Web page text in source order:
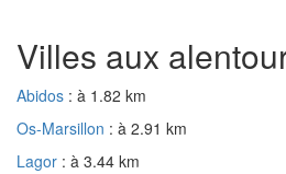
Villes aux
Abidos : à 1.82 km
Os-Marsillon : à 2.91 km
Lagor : à 3.44 km